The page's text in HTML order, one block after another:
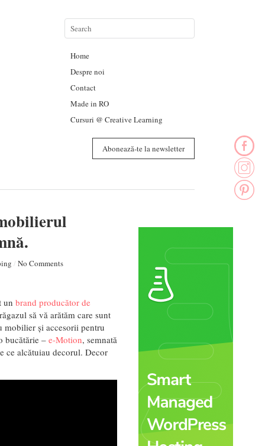
Home
Despre noi
Contact
Made in RO
Cursuri @ Creative Learning
Abonează-te la newsletter
/ No Comments
un brand producător de
să vă arătăm care sunt
mobilier și accesorii pentru
bucătărie – e-Motion, semnată
ce alcătuiau decorul. Decor